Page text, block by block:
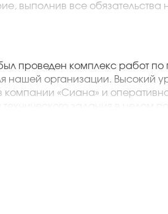
выполнив все обязательства
проведен комплекс работ по
нашей организации. Высокий
компании «Сиана» и
с разработанным